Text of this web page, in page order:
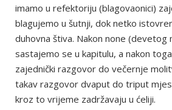
imamo u refektoriju (blagovaonici)
blagujemo u šutnji, dok netko
duhovna štiva. Nakon none (devetog
sastajemo se u kapitulu, a nakon
zajednički razgovor do večernje
takav razgovor dvaput do triput
kroz to vrijeme zadržavaju u ćeliji.